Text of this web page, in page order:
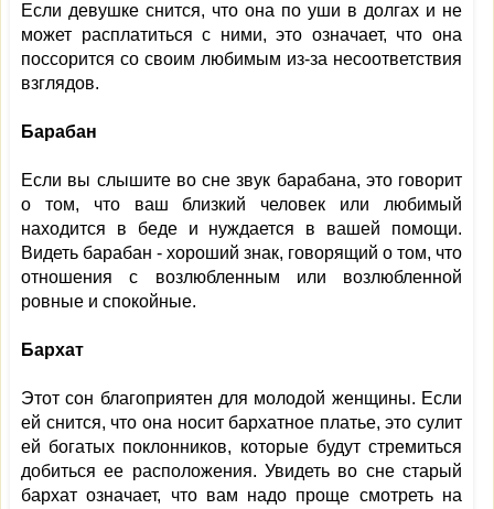
Если девушке снится, что она по уши в долгах и не
может расплатиться с ними, это означает, что она
поссорится со своим любимым из-за несоответствия
взглядов.
Барабан
Если вы слышите во сне звук барабана, это говорит
о том, что ваш близкий человек или любимый
находится в беде и нуждается в вашей помощи.
Видеть барабан - хороший знак, говорящий о том, что
отношения с возлюбленным или возлюбленной
ровные и спокойные.
Бархат
Этот сон благоприятен для молодой женщины. Если
ей снится, что она носит бархатное платье, это сулит
ей богатых поклонников, которые будут стремиться
добиться ее расположения. Увидеть во сне старый
бархат означает, что вам надо проще смотреть на